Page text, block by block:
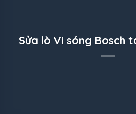
Sửa lò Vi sóng Bosch